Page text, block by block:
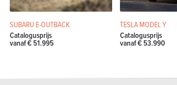
SUBARU E-OUTBACK
Catalogusprijs
vanaf € 51.995
TESLA MODEL Y
Catalogusprijs
vanaf € 53.990